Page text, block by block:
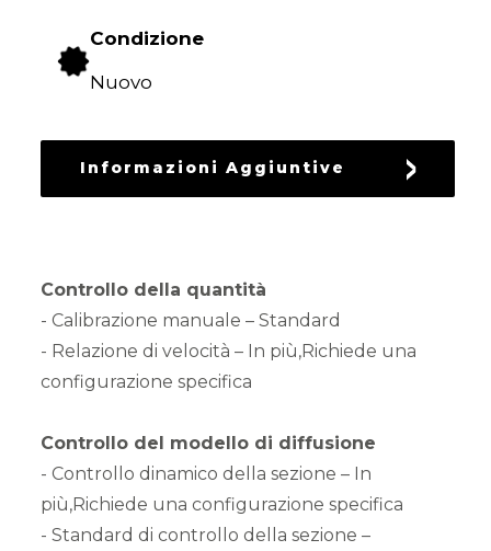
Condizione
Nuovo
Informazioni Aggiuntive
Controllo della quantità
- Calibrazione manuale – Standard
- Relazione di velocità – In più,Richiede una
configurazione specifica
Controllo del modello di diffusione
- Controllo dinamico della sezione – In
più,Richiede una configurazione specifica
- Standard di controllo della sezione –
USATI